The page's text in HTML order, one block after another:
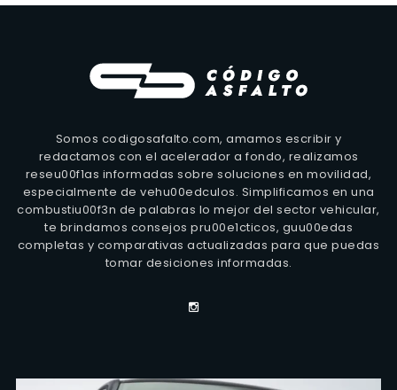
Somos codigosafalto.com, amamos escribir y
redactamos con el acelerador a fondo, realizamos
reseu00f1as informadas sobre soluciones en movilidad,
especialmente de vehu00edculos. Simplificamos en una
combustiu00f3n de palabras lo mejor del sector vehicular,
te brindamos consejos pru00e1cticos, guu00edas
completas y comparativas actualizadas para que puedas
tomar desiciones informadas.